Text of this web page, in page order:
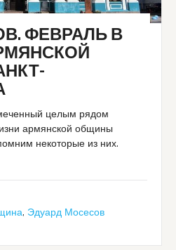
ФЕВРАЛЬ В
целым рядом
армянской общины
некоторые из них.
, Эдуард Мосесов